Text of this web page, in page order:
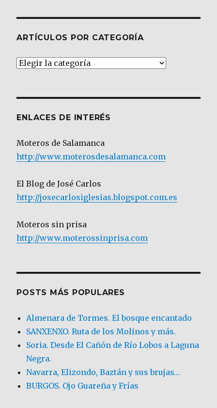
ARTÍCULOS POR CATEGORÍA
Artículos
ENLACES DE INTERÉS
Moteros de Salamanca
http://www.moterosdesalamanca.com
El Blog de José Carlos
http://josecarlosiglesias.blogspot.com.es
Moteros sin prisa
http://www.moterossinprisa.com
POSTS MÁS POPULARES
Almenara de Tormes. El bosque encantado
SANXENXO. Ruta de los Molinos y más.
Soria. Desde El Cañón de Río Lobos a Laguna
Negra.
Navarra, Elizondo, Baztán y sus brujas…
BURGOS. Ojo Guareña y Frías